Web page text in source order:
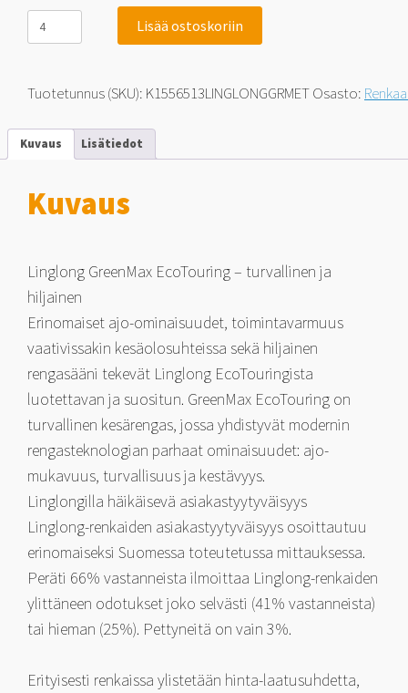
Linglong
GreenMax
EcoTouring
asiakastyytyväisyys!
73
Lisää ostoskoriin
Tuotetunnus (SKU): K1556513LINGLONGGRMETOsasto:
Kuvaus Lisätiedot
Kuvaus
Linglong GreenMax EcoTouring – turvallinen ja
hiljainen
Erinomaiset ajo-ominaisuudet, toimintavarmuus
vaativissakin kesäolosuhteissa sekä hiljainen
rengasääni tekevät Linglong EcoTouringista
luotettavan ja suositun. GreenMax EcoTouring on
turvallinen kesärengas, jossa yhdistyvät modernin
rengasteknologian parhaat ominaisuudet: ajo-
mukavuus, turvallisuus ja kestävyys.
Linglongilla häikäisevä asiakastyytyväisyys
Linglong-renkaiden asiakastyytyväisyys osoittautuu
erinomaiseksi Suomessa toteutetussa mittauksessa.
Peräti 66% vastanneista ilmoittaa Linglong-renkaiden
ylittäneen odotukset joko selvästi (41% vastanneista)
tai hieman (25%). Pettyneitä on vain 3%.
Erityisesti renkaissa ylistetään hinta-laatusuhdetta,